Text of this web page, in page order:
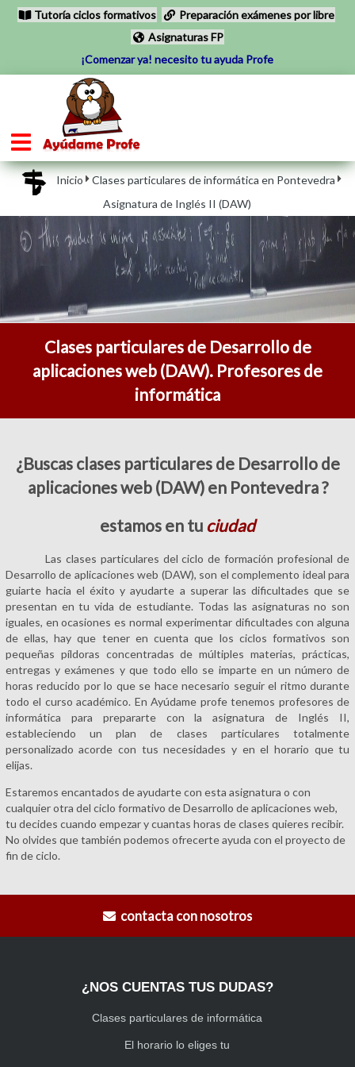
Tutoría ciclos formativos
Preparación exámenes por libre
Asignaturas FP
¡Comenzar ya! necesito tu ayuda Profe
Inicio
Clases particulares de informática en Pontevedra
Asignatura de Inglés II (DAW)
Clases particulares de Desarrollo de
aplicaciones web (DAW). Profesores de
informática
¿Buscas clases particulares de Desarrollo de
aplicaciones web (DAW) en Pontevedra ?
estamos en tu ciudad
Las clases particulares del ciclo de formación profesional de
Desarrollo de aplicaciones web (DAW), son el complemento ideal para
guiarte hacia el éxito y ayudarte a superar las dificultades que se
presentan en tu vida de estudiante. Todas las asignaturas no son
iguales, en ocasiones es normal experimentar dificultades con alguna
de ellas, hay que tener en cuenta que los ciclos formativos son
pequeñas píldoras concentradas de múltiples materias, prácticas,
entregas y exámenes y que todo ello se imparte en un número de
horas reducido por lo que se hace necesario seguir el ritmo durante
todo el curso académico. En Ayúdame profe tenemos profesores de
informática para prepararte con la asignatura de Inglés II,
estableciendo un plan de clases particulares totalmente
personalizado acorde con tus necesidades y en el horario que tu
elijas.
Estaremos encantados de ayudarte con esta asignatura o con
cualquier otra del ciclo formativo de Desarrollo de aplicaciones web,
tu decides cuando empezar y cuantas horas de clases quieres recibir.
No olvides que también podemos ofrecerte ayuda con el proyecto de
fin de ciclo.
contacta con nosotros
¿NOS CUENTAS TUS DUDAS?
Clases particulares de informática
El horario lo eliges tu